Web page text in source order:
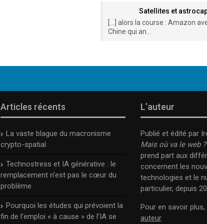
Satellites et
[…] alors la course : Amazon
Chine qui an...
Articles récents
La vaste blague du macronisme
crypto-spatial
Technostress et IA générative : le
remplacement n’est pas le cœur du
problème
Pourquoi les études qui prévoient la
fin de l’emploi « à cause » de l’IA se
L’auteur
Publié et édité par
Mais où va le web ?
prend part aux
concernent les
technologies et le
particulier, depuis
Pour en savoir
auteur.